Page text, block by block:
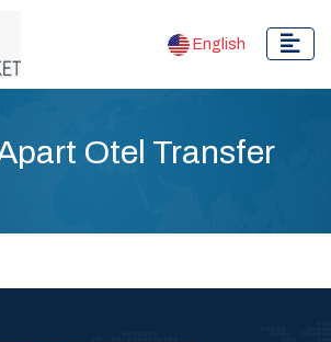
English
Otel Transfer